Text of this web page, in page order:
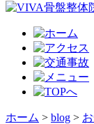
ホーム > blog >